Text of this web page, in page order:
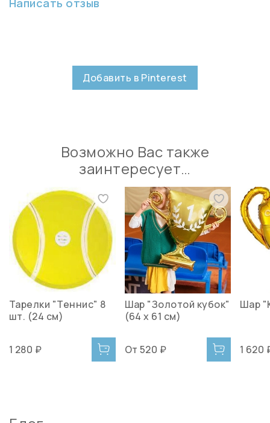
Написать отзыв
Добавить в Pinterest
Возможно Вас также
заинтересует…
Тарелки "Теннис" 8
шт. (24 см)
1 280 ₽
Шар "Золотой кубок"
(64 х 61 см)
От 520 ₽
Шар
1 620